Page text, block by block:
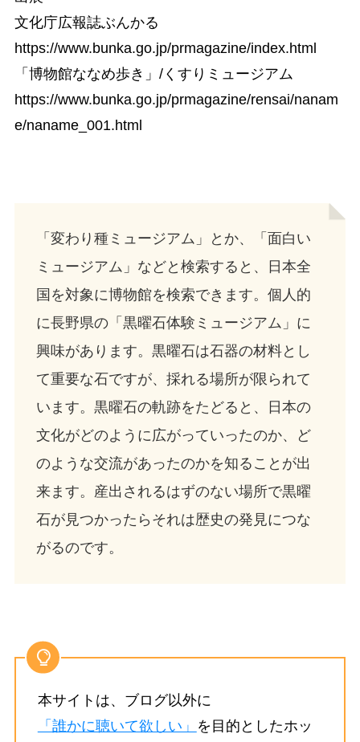
文化庁広報誌ぶんかる
https://www.bunka.go.jp/prmagazine/index.html
「博物館ななめ歩き」/くすりミュージアム
https://www.bunka.go.jp/prmagazine/rensai/nanam
e/naname_001.html
「変わり種ミュージアム」とか、「面白い
ミュージアム」などと検索すると、日本全
国を対象に博物館を検索できます。個人的
に長野県の「黒曜石体験ミュージアム」に
興味があります。黒曜石は石器の材料とし
て重要な石ですが、採れる場所が限られて
います。黒曜石の軌跡をたどると、日本の
文化がどのように広がっていったのか、ど
のような交流があったのかを知ることが出
来ます。産出されるはずのない場所で黒曜
石が見つかったらそれは歴史の発見につな
がるのです。
本サイトは、ブログ以外に
「誰かに聴いて欲しい」 を目的としたホッ